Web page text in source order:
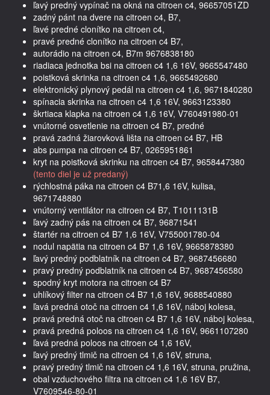
ľavý predný vypínač na okná na citroen c4, 96657051ZD
zadný pánt na dvere na citroen c4, B7,
ľavé predné clonítko na citroen c4,
pravé predné clonítko na citroen c4 B7,
autorádio na citroen c4, B7m 9676838180
riadiaca jednotka bsi na citroen c4 1,6 16V, 9665547480
poistková skrinka na citroen c4 1,6, 9665492680
elektronický plynový pedál na citroen c4 1,6, 9671840280
spínacia skrinka na citroen c4 1,6 16V, 9663123380
škrtiaca klapka na citroen c4 1,6 16V, V760491980-01
vnútorné osvetlenie na citroen c4 B7, predné
pravá zadná žiarovková lišta na citroen c4 B7, HB
abs pumpa na citroen c4 B7, 0265951861
kryt na poistková skrinku na citroen c4 B7, 9658447380
(tento diel je už predaný)
rýchlostná páka na citroen c4 B71,6 16V, kulisa,
9671748880
vnútorný ventilátor na citroen c4 B7, T1011131B
ľavý zadný pás na citroen c4 B7, 96871541
štartér na citroen c4 B7 1,6 16V, V755001780-04
nodul napätia na citroen c4 B7 1,6 16V, 9665878380
ľavý predný podblatník na citroen c4 B7, 9687456680
pravý predný podblatník na citroen c4 B7, 9687456580
spodný kryt motora na citroen c4 B7
uhlíkový filter na citroen c4 B7 1,6 16V, 9688540880
ľavá predná otoč na citroen c4 1,6 16V, náboj kolesa,
pravá predná otoč na citroen c4 B7 1,6 16V, náboj kolesa,
pravá predná poloos na citroen c4 1,6 16V, 9661107280
ľavá predná poloos na citroen c4 1,6 16V,
ľavý predný tlmič na citroen c4 1,6 16V, struna,
pravý predný tlmič na citroen c4 1,6 16V, struna, pružina,
obal vzduchového filtra na citroen c4 1,6 16V B7,
V7609546-80-01